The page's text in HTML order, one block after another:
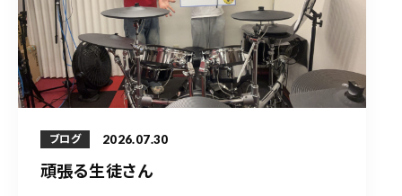
ブログ 2026.07.30
頑張る生徒さん